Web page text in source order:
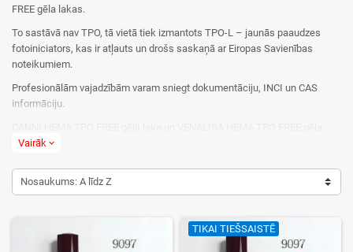
FREE gēla lakas.
To sastāvā nav TPO, tā vietā tiek izmantots TPO-L – jaunās paaudzes
fotoiniciators, kas ir atļauts un drošs saskaņā ar Eiropas Savienības
noteikumiem.
Profesionālām vajadzībām varam sniegt dokumentāciju, INCI un CAS
informāciju.
laka atbilst Eiropas Savienības regulai (ES) 1223/2009 ar grozījumiem, kas
TPO un TPO-L nagu gēlos: nosaukumi līdzīgi, bet iedarbība un atļaujas –
atšķirīgas.
TPO (Trimethylbenzoyl-diphenylphosphine oxide)
Vairāk expand_more
Nosaukums: A līdz Z
TIKAI TIEŠSAISTĒ